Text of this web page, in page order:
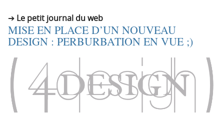
Le petit journal du web
MISE EN PLACE D’UN NOUVEAU
DESIGN : PERBURBATION EN VUE ;)